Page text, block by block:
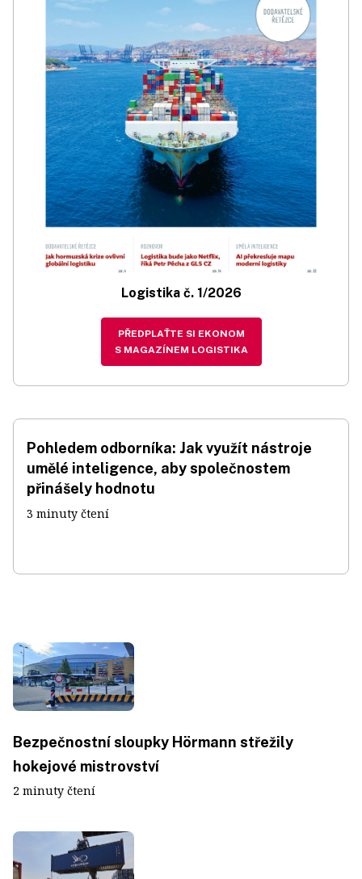
Logistika č. 1/2026
PŘEDPLAŤTE SI EKONOM
S MAGAZÍNEM LOGISTIKA
Pohledem odborníka: Jak využít nástroje
umělé inteligence, aby společnostem
přinášely hodnotu
3 minuty čtení
Bezpečnostní sloupky Hörmann střežily
hokejové mistrovství
2 minuty čtení